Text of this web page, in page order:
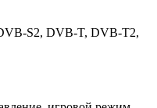
S2, DVB-T, DVB-T2,